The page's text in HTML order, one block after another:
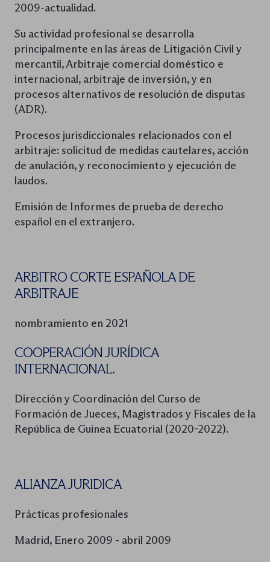
2009-actualidad.
Su actividad profesional se desarrolla
principalmente en las áreas de Litigación Civil y
mercantil, Arbitraje comercial doméstico e
internacional, arbitraje de inversión, y en
procesos alternativos de resolución de disputas
(ADR).
Procesos jurisdiccionales relacionados con el
arbitraje: solicitud de medidas cautelares, acción
de anulación, y reconocimiento y ejecución de
laudos.
Emisión de Informes de prueba de derecho
español en el extranjero.
ARBITRO CORTE ESPAÑOLA DE
ARBITRAJE
nombramiento en 2021
COOPERACIÓN JURÍDICA
INTERNACIONAL.
Dirección y Coordinación del Curso de
Formación de Jueces, Magistrados y Fiscales de la
República de Guinea Ecuatorial (2020-2022).
ALIANZA JURIDICA
Prácticas profesionales
Madrid, Enero 2009 - abril 2009